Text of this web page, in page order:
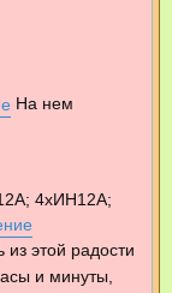
На нем
4хИН12А;
из этой радости
и минуты,